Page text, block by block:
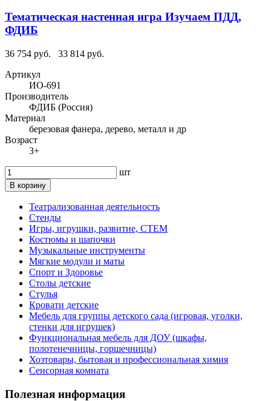
Тематическая настенная игра Изучаем ПДД,
ФДИБ
36 754 руб.
33 814 руб.
Артикул
ИО-691
Производитель
ФДИБ (Россия)
Материал
березовая фанера, дерево, металл и др
Возраст
3+
шт
В корзину
Театрализованная деятельность
Стенды
Игры, игрушки, развитие, СТЕМ
Костюмы и шапочки
Музыкальные инструменты
Мягкие модули и маты
Спорт и Здоровье
Столы детские
Стулья
Кровати детские
Мебель для группы детского сада (игровая, уголки,
стенки для игрушек)
Функциональная мебель для ДОУ (шкафы,
полотенечницы, горшечницы)
Хозтовары, бытовая и профессиональная химия
Сенсорная комната
Полезная информация